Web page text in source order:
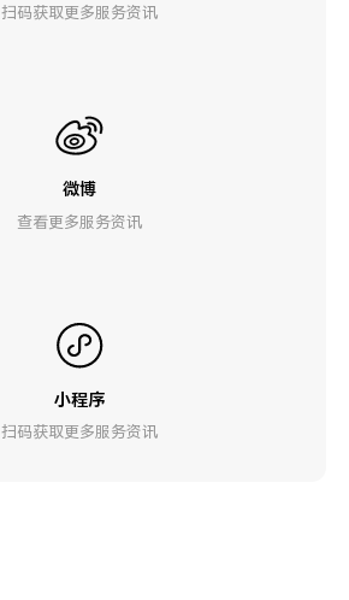
扫码获取更多服务资讯
微博
查看更多服务资讯
小程序
扫码获取更多服务资讯